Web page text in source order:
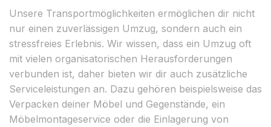
Unsere Transportmöglichkeiten ermöglichen dir nicht
nur einen zuverlässigen Umzug, sondern auch ein
stressfreies Erlebnis. Wir wissen, dass ein Umzug oft
mit vielen organisatorischen Herausforderungen
verbunden ist, daher bieten wir dir auch zusätzliche
Serviceleistungen an. Dazu gehören beispielsweise das
Verpacken deiner Möbel und Gegenstände, ein
Möbelmontageservice oder die Einlagerung von